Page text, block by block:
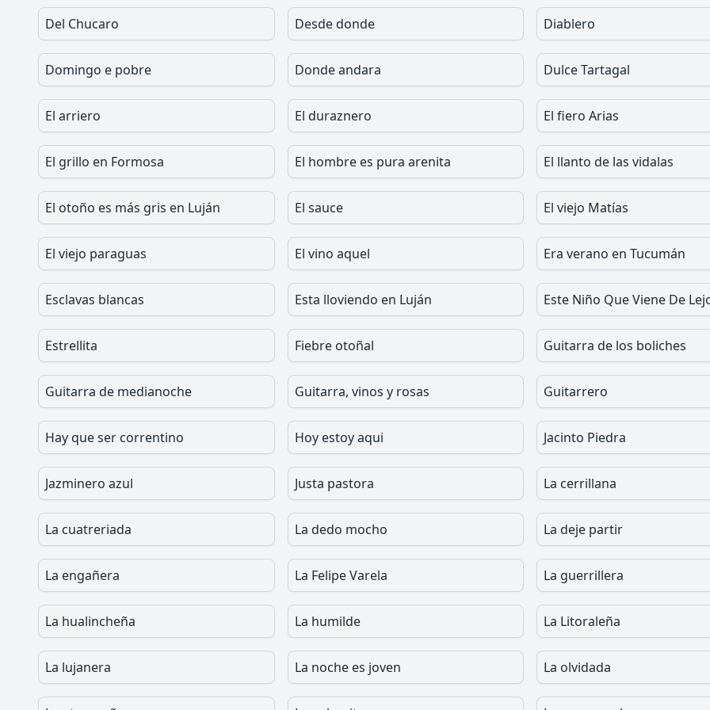
Del Chucaro Desde donde Diablero
Domingo e pobre Donde andara Dulce Tartagal
El arriero El duraznero El fiero Arias
El grillo en Formosa El hombre es pura arenita El llanto de las vidalas
El otoño es más gris en Luján El sauce El viejo Matías
El viejo paraguas El vino aquel Era verano en Tucumán
Esclavas blancas Esta lloviendo en Luján Este Niño Que Viene De
Estrellita Fiebre otoñal Guitarra de los boliches
Guitarra de medianoche Guitarra, vinos y rosas Guitarrero
Hay que ser correntino Hoy estoy aqui Jacinto Piedra
Jazminero azul Justa pastora La cerrillana
La cuatreriada La dedo mocho La deje partir
La engañera La Felipe Varela La guerrillera
La hualincheña La humilde La Litoraleña
La lujanera La noche es joven La olvidada